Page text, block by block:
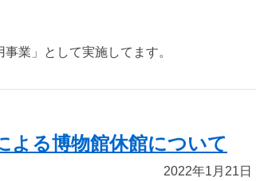
業」として実施してます。
よる博物館休館について
2022年1月21日